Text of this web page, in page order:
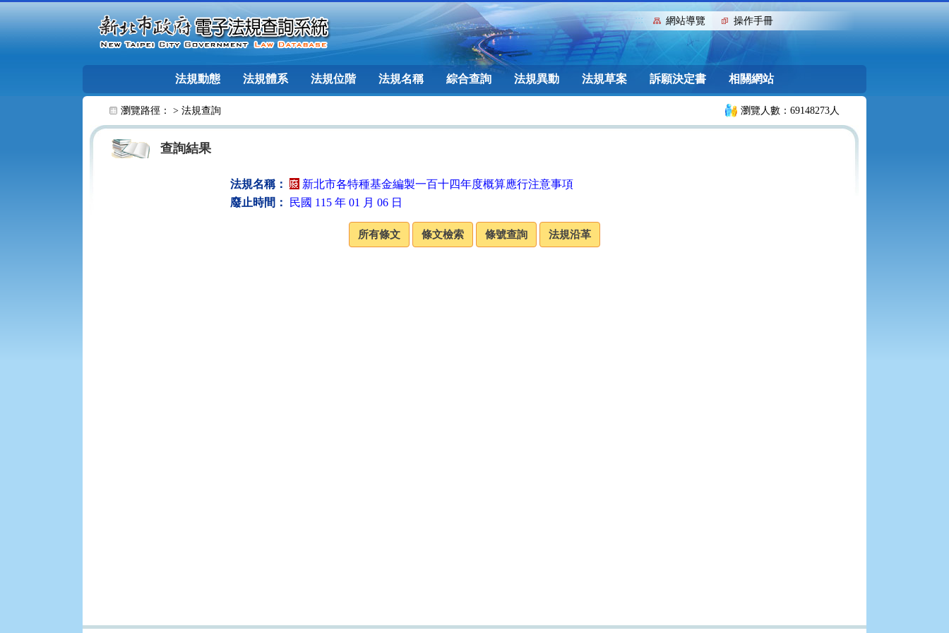
::: 網站導覽 操作手冊
法規動態 法規體系 法規位階 法規名稱 綜合查詢 法規異動 法規草案 訴願決定書 相關網站
瀏覽路徑： > 法規查詢 瀏覽人數：69148273人
查詢結果
法規名稱：
新北市各特種基金編製一百十四年度概算應行注意事項
廢止時間：
民國 115 年 01 月 06 日